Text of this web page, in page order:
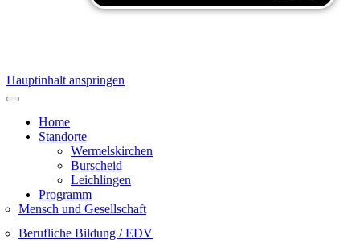
Hauptinhalt anspringen
Home
Standorte
Wermelskirchen
Burscheid
Leichlingen
Programm
Mensch und Gesellschaft
Berufliche Bildung / EDV